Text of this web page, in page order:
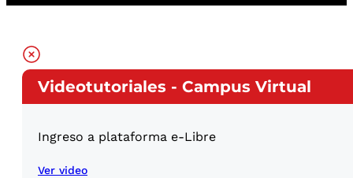
Videotutoriales - Campus Virtual
Ingreso a plataforma e-Libre
Ver video